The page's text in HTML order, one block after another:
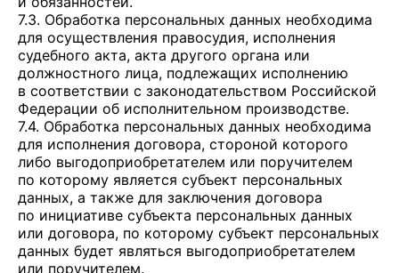
7.3. Обработка персональных данных необходима
для осуществления правосудия, исполнения
судебного акта, акта другого органа или
должностного лица, подлежащих исполнению
в соответствии с законодательством Российской
Федерации об исполнительном производстве.
7.4. Обработка персональных данных необходима
для исполнения договора, стороной которого
либо выгодоприобретателем или поручителем
по которому является субъект персональных
данных, а также для заключения договора
по инициативе субъекта персональных данных
или договора, по которому субъект персональных
данных будет являться выгодоприобретателем
или поручителем.